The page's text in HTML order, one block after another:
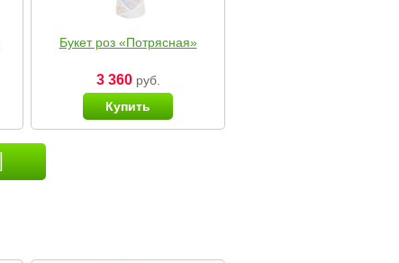
Букет роз «Потрясная»
3 360руб.
Купить